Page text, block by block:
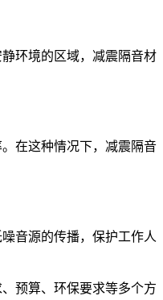
环境的区域，减震隔音材
在这种情况下，减震隔音
音源的传播，保护工作人
预算、环保要求等多个方